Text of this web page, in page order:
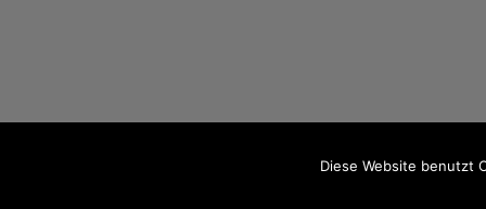
Diese Website benutzt